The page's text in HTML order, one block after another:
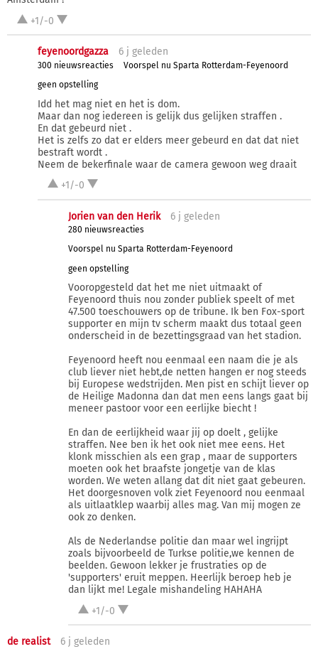
+1/-0
feyenoordgazza 6 j geleden
300 nieuwsreacties
Voorspel nu Sparta Rotterdam-Feyenoord
geen opstelling
Idd het mag niet en het is dom.
Maar dan nog iedereen is gelijk dus gelijken straffen .
En dat gebeurd niet .
Het is zelfs zo dat er elders meer gebeurd en dat dat niet
bestraft wordt .
Neem de bekerfinale waar de camera gewoon weg draait
+1/-0
Jorien van den Herik 6 j geleden
280 nieuwsreacties
Voorspel nu Sparta Rotterdam-Feyenoord
geen opstelling
Vooropgesteld dat het me niet uitmaakt of
Feyenoord thuis nou zonder publiek speelt of met
47.500 toeschouwers op de tribune. Ik ben Fox-sport
supporter en mijn tv scherm maakt dus totaal geen
onderscheid in de bezettingsgraad van het stadion.
Feyenoord heeft nou eenmaal een naam die je als
club liever niet hebt,de netten hangen er nog steeds
bij Europese wedstrijden. Men pist en schijt liever op
de Heilige Madonna dan dat men eens langs gaat bij
meneer pastoor voor een eerlijke biecht !
En dan de eerlijkheid waar jij op doelt , gelijke
straffen. Nee ben ik het ook niet mee eens. Het
klonk misschien als een grap , maar de supporters
moeten ook het braafste jongetje van de klas
worden. We weten allang dat dit niet gaat gebeuren.
Het doorgesnoven volk ziet Feyenoord nou eenmaal
als uitlaatklep waarbij alles mag. Van mij mogen ze
ook zo denken.
Als de Nederlandse politie dan maar wel ingrijpt
zoals bijvoorbeeld de Turkse politie,we kennen de
beelden. Gewoon lekker je frustraties op de
'supporters' eruit meppen. Heerlijk beroep heb je
dan lijkt me! Legale mishandeling HAHAHA
+1/-0
de realist 6 j geleden